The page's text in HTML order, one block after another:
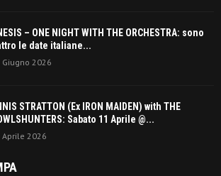
– ONE NIGHT WITH THE ORCHESTRA: sono
le date italiane...
Giugno 2026
STRATTON (Ex IRON MAIDEN) with THE
Sabato 11 Aprile @...
Aprile 2026